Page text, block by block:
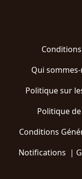
Qui
Politique sur
Politique
Conditions
Notifications |